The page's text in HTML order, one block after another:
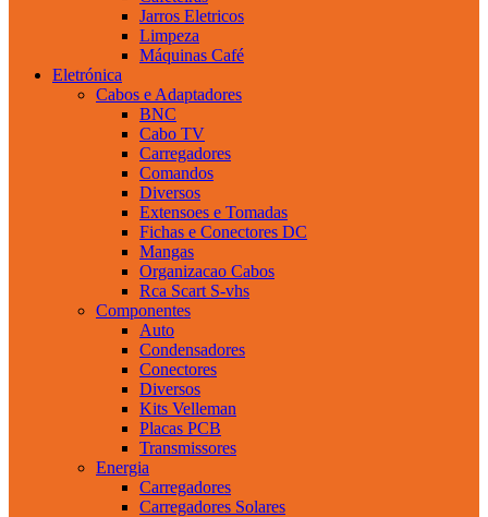
Jarros Eletricos
Limpeza
Máquinas Café
Eletrónica
Cabos e Adaptadores
BNC
Cabo TV
Carregadores
Comandos
Diversos
Extensoes e Tomadas
Fichas e Conectores DC
Mangas
Organizacao Cabos
Rca Scart S-vhs
Componentes
Auto
Condensadores
Conectores
Diversos
Kits Velleman
Placas PCB
Transmissores
Energia
Carregadores
Carregadores Solares